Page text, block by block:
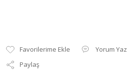
Yorum Yaz
Paylaş